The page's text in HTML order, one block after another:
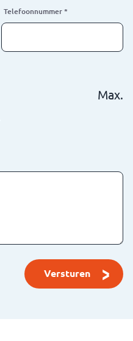
Telefoonnummer*
Max.